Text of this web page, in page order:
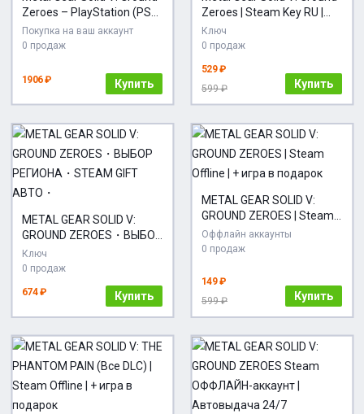
Zeroes – PlayStation (PSN)
– Purchase in Your
Account
Покупка на ваш аккаунт
0 продаж
1906 ₽ Купить
Zeroes | Steam Key RU |
Авто-Выдача
Ключ
0 продаж
529 ₽
599 ₽
Купить
METAL GEAR SOLID V:
GROUND ZEROES・ВЫБОР
РЕГИОНА・STEAM GIFT
АВТО・
Ключ
0 продаж
674 ₽ Купить
METAL GEAR SOLID V:
GROUND ZEROES | Steam
Offline | + игра в подарок
Оффлайн аккаунты
0 продаж
149 ₽
599 ₽
Купить